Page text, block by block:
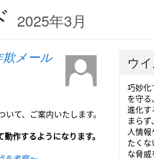
2025年3月
欺メール
て、ご案内いたします。
作するようになります。
ウ
巧妙化
を守
進化す
まら
人情
たく
な脅